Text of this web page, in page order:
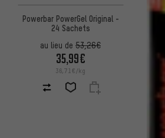
Powerbar PowerGel Original -
24 Sachets
au lieu de 53,26€
35,99€
36,71€/kg